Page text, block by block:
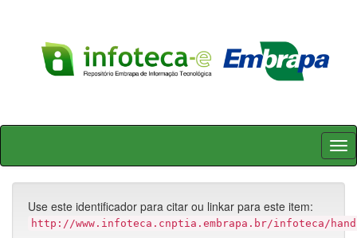
Skip
Use este identificador para citar ou linkar para este item:
http://www.infoteca.cnptia.embrapa.br/infoteca/